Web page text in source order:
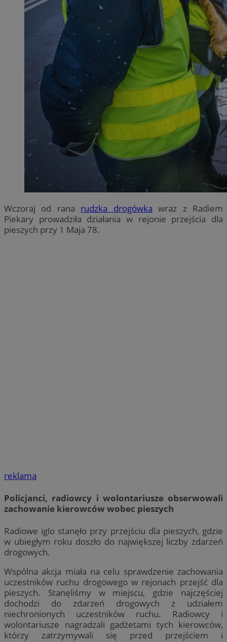
Wczoraj od rana rudzka drogówka wraz z Radiem
Piekary prowadziła działania w rejonie przejścia dla
pieszych przy 1 Maja 78.
reklama
Policjanci, radiowcy i wolontariusze obserwowali
zachowanie kierowców wobec pieszych
Radiowe iglo stanęło przy przejściu dla pieszych, gdzie
w ubiegłym roku doszło do największej liczby zdarzeń
drogowych.
Wspólna akcja miała na celu sprawdzenie zachowania
uczestników ruchu drogowego w rejonach przejść dla
pieszych. Stanęliśmy w miejscu, gdzie najczęściej
dochodzi do zdarzeń drogowych z udziałem
niechronionych uczestników ruchu. Radiowcy i
wolontariusze nagradzali gadżetami tych kierowców,
którzy zatrzymywali się przed przejściem i